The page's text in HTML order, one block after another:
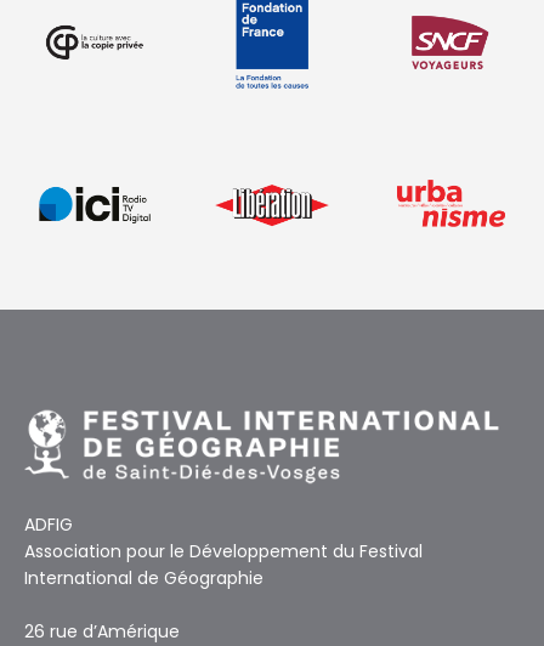
ADFIG
Association pour le Développement du Festival
International de Géographie
26 rue d’Amérique